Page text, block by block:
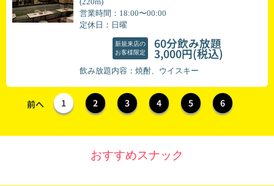
(220m)
営業時間：18:00〜00:00
定休日：日曜
新規来店の
お客様限定
60分飲み放題
3,000円(税込)
飲み放題内容：焼酎、ウイスキー
前へ 1 2 3 4 5 6
おすすめスナック